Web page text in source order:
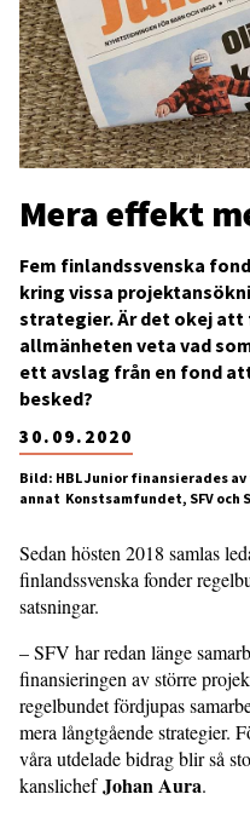
Mera effekt
30.09.2020
Fem finlandssvenska
kring vissa
strategier. Är det okej att
allmänheten veta vad
ett avslag från en fond
besked?
Bild: HBL Junior finansierades
annat Konstsamfundet, SFV och
Sedan hösten 2018 samlas
finlandssvenska fonder
satsningar.
– SFV har redan länge
finansieringen av större
regelbundet fördjupas
mera långtgående strategier.
våra utdelade bidrag blir så
kanslichefJohan Aura.